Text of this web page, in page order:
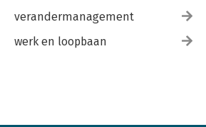
verandermanagement
werk en loopbaan